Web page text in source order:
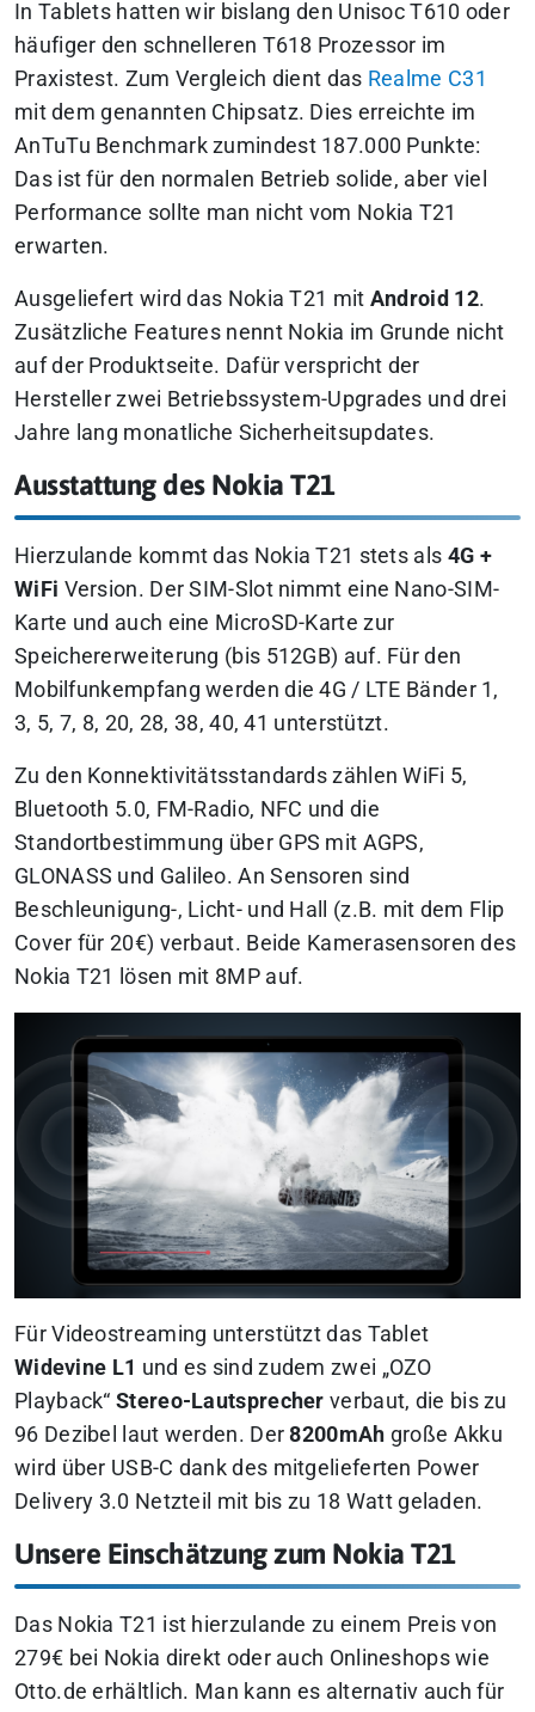
In Tablets hatten wir bislang den Unisoc T610 oder
häufiger den schnelleren T618 Prozessor im
Praxistest. Zum Vergleich dient das Realme C31
mit dem genannten Chipsatz. Dies erreichte im
AnTuTu Benchmark zumindest 187.000 Punkte:
Das ist für den normalen Betrieb solide, aber viel
Performance sollte man nicht vom Nokia T21
erwarten.
Ausgeliefert wird das Nokia T21 mit Android 12.
Zusätzliche Features nennt Nokia im Grunde nicht
auf der Produktseite. Dafür verspricht der
Hersteller zwei Betriebssystem-Upgrades und drei
Jahre lang monatliche Sicherheitsupdates.
Ausstattung des Nokia T21
Hierzulande kommt das Nokia T21 stets als 4G +
WiFi Version. Der SIM-Slot nimmt eine Nano-SIM-
Karte und auch eine MicroSD-Karte zur
Speichererweiterung (bis 512GB) auf. Für den
Mobilfunkempfang werden die 4G / LTE Bänder 1,
3, 5, 7, 8, 20, 28, 38, 40, 41 unterstützt.
Zu den Konnektivitätsstandards zählen WiFi 5,
Bluetooth 5.0, FM-Radio, NFC und die
Standortbestimmung über GPS mit AGPS,
GLONASS und Galileo. An Sensoren sind
Beschleunigung-, Licht- und Hall (z.B. mit dem Flip
Cover für 20€) verbaut. Beide Kamerasensoren des
Nokia T21 lösen mit 8MP auf.
Für Videostreaming unterstützt das Tablet
Widevine L1 und es sind zudem zwei „OZO
Playback“Stereo-Lautsprecher verbaut, die bis zu
96 Dezibel laut werden. Der8200mAh große Akku
wird über USB-C dank des mitgelieferten Power
Delivery 3.0 Netzteil mit bis zu 18 Watt geladen.
Unsere Einschätzung zum Nokia T21
Das Nokia T21 ist hierzulande zu einem Preis von
279€ bei Nokia direkt oder auch Onlineshops wie
Otto.de erhältlich. Man kann es alternativ auch für